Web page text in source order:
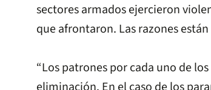
sectores armados ejercieron
que afrontaron. Las razones
“Los patrones por cada uno de